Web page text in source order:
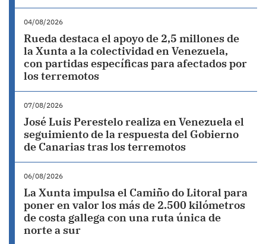
04/08/2026
Rueda destaca el apoyo de 2,5 millones de
la Xunta a la colectividad en Venezuela,
con partidas específicas para afectados por
los terremotos
07/08/2026
José Luis Perestelo realiza en Venezuela el
seguimiento de la respuesta del Gobierno
de Canarias tras los terremotos
06/08/2026
La Xunta impulsa el Camiño do Litoral para
poner en valor los más de 2.500 kilómetros
de costa gallega con una ruta única de
norte a sur